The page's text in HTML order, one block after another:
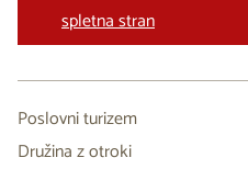
spletna stran
Poslovni turizem
Družina z otroki